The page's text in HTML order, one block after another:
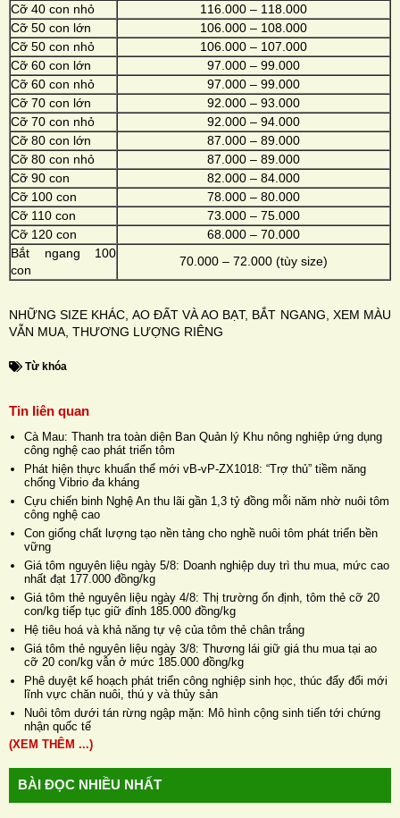
Cỡ 40 con nhỏ
116.000 – 118.000
Cỡ 50 con lớn
106.000 – 108.000
Cỡ 50 con nhỏ
106.000 – 107.000
Cỡ 60 con lớn
97.000 – 99.000
Cỡ 60 con nhỏ
97.000 – 99.000
Cỡ 70 con lớn
92.000 – 93.000
Cỡ 70 con nhỏ
92.000 – 94.000
Cỡ 80 con lớn
87.000 – 89.000
Cỡ 80 con nhỏ
87.000 – 89.000
Cỡ 90 con
82.000 – 84.000
Cỡ 100 con
78.000 – 80.000
Cỡ 110 con
73.000 – 75.000
Cỡ 120 con
68.000 – 70.000
Bắt ngang 100
con
70.000 – 72.000 (tùy size)
NHỮNG SIZE KHÁC, AO ĐẤT VÀ AO BẠT, BẮT NGANG, XEM MÀU
VẪN MUA, THƯƠNG LƯỢNG RIÊNG
Từ khóa
Tin liên quan
Cà Mau: Thanh tra toàn diện Ban Quản lý Khu nông nghiệp ứng dụng
công nghệ cao phát triển tôm
Phát hiện thực khuẩn thể mới vB-vP-ZX1018: “Trợ thủ” tiềm năng
chống Vibrio đa kháng
Cựu chiến binh Nghệ An thu lãi gần 1,3 tỷ đồng mỗi năm nhờ nuôi tôm
công nghệ cao
Con giống chất lượng tạo nền tảng cho nghề nuôi tôm phát triển bền
vững
Giá tôm nguyên liệu ngày 5/8: Doanh nghiệp duy trì thu mua, mức cao
nhất đạt 177.000 đồng/kg
Giá tôm thẻ nguyên liệu ngày 4/8: Thị trường ổn định, tôm thẻ cỡ 20
con/kg tiếp tục giữ đỉnh 185.000 đồng/kg
Hệ tiêu hoá và khả năng tự vệ của tôm thẻ chân trắng
Giá tôm thẻ nguyên liệu ngày 3/8: Thương lái giữ giá thu mua tại ao
cỡ 20 con/kg vẫn ở mức 185.000 đồng/kg
Phê duyệt kế hoạch phát triển công nghiệp sinh học, thúc đẩy đổi mới
lĩnh vực chăn nuôi, thú y và thủy sản
Nuôi tôm dưới tán rừng ngập mặn: Mô hình cộng sinh tiến tới chứng
nhận quốc tế
(XEM THÊM ...)
BÀI ĐỌC NHIỀU NHẤT